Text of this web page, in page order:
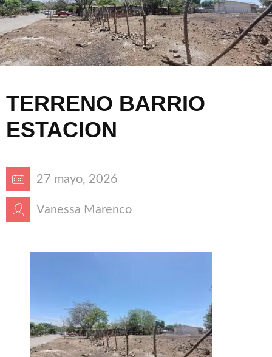
TERRENO BARRIO
ESTACION
27 mayo, 2026
Vanessa Marenco